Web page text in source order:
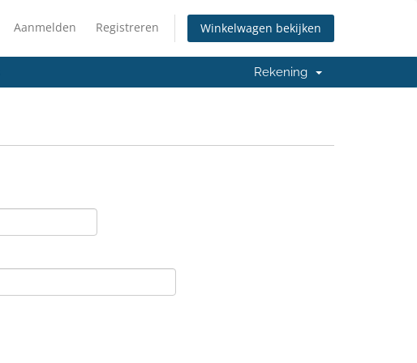
Aanmelden Registreren Winkelwagen bekijken
Rekening